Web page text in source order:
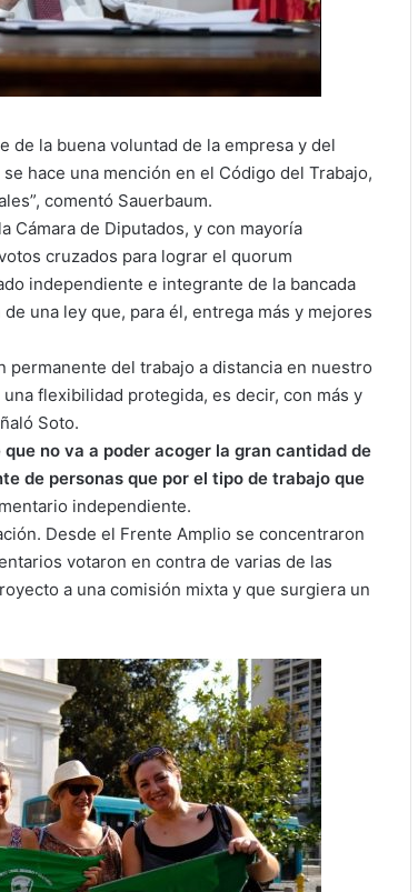
de la buena voluntad de la empresa y del
hace una mención en el Código del Trabajo,
comentó Sauerbaum.
Cámara de Diputados, y con mayoría
cruzados para lograr el quorum
independiente e integrante de la bancada
una ley que, para él, entrega más y mejores
permanente del trabajo a distancia en nuestro
flexibilidad protegida, es decir, con más y
Soto.
no va a poder acoger la gran cantidad de
de personas que por el tipo de trabajo que
independiente.
Desde el Frente Amplio se concentraron
votaron en contra de varias de las
a una comisión mixta y que surgiera un